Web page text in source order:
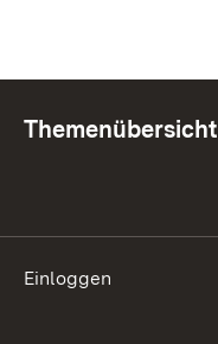
Themenübersicht
Einloggen